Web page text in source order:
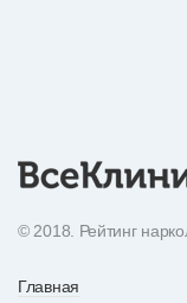
© 2018. Рейтинг
Главная